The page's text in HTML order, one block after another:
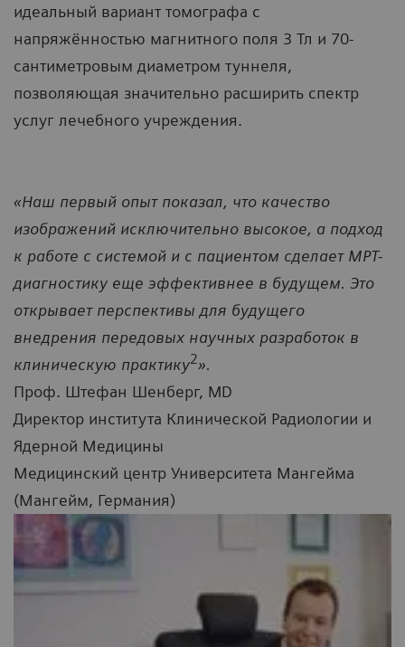
идеальный вариант томографа с
напряжённостью магнитного поля 3 Тл и 70-
сантиметровым диаметром туннеля,
позволяющая значительно расширить спектр
услуг лечебного учреждения.
«Наш первый опыт показал, что качество
изображений исключительно высокое, а подход
к работе с системой и с пациентом сделает МРТ-
диагностику еще эффективнее в будущем. Это
открывает перспективы для будущего
внедрения передовых научных разработок в
клиническую практику2».
Проф. Штефан Шенберг, MD
Директор института Клинической Радиологии и
Ядерной Медицины
Медицинский центр Университета Мангейма
(Мангейм, Германия)